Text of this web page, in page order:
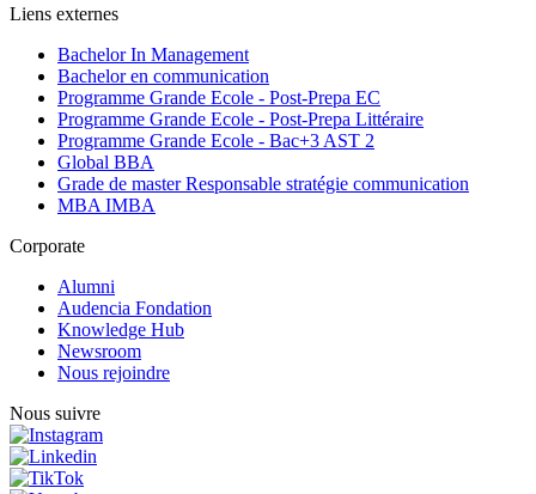
Liens externes
Bachelor In Management
Bachelor en communication
Programme Grande Ecole - Post-Prepa EC
Programme Grande Ecole - Post-Prepa Littéraire
Programme Grande Ecole - Bac+3 AST 2
Global BBA
Grade de master Responsable stratégie communication
MBA IMBA
Corporate
Alumni
Audencia Fondation
Knowledge Hub
Newsroom
Nous rejoindre
Nous suivre